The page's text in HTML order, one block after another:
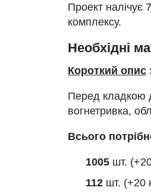
Проект налічує
комплексу.
Необхідні
Короткий опис
Перед кладкою
вогнетривка,
Всього
1005 шт.
112 шт. (+20